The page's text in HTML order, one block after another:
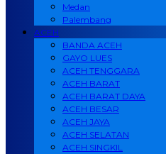
Medan
Palembang
ACEH
BANDA ACEH
GAYO LUES
ACEH TENGGARA
ACEH BARAT
ACEH BARAT DAYA
ACEH BESAR
ACEH JAYA
ACEH SELATAN
ACEH SINGKIL